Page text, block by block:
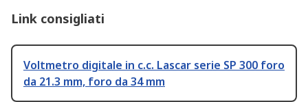
Link consigliati
Voltmetro digitale in c.c. Lascar serie SP 300 foro
da 21.3 mm, foro da 34 mm